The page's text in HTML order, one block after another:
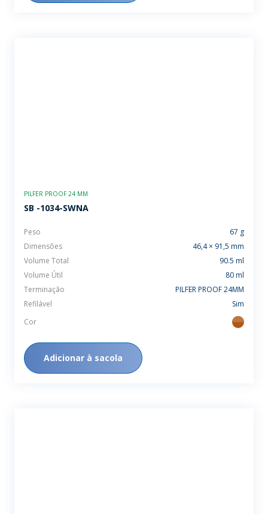
PILFER PROOF 24 MM
SB -1034-SWNA
Peso
67 g
Dimensões
46,4 × 91,5 mm
Volume Total
90.5 ml
Volume Útil
80 ml
Terminação
PILFER PROOF 24MM
Refilável
Sim
Cor
ambar
Adicionar à sacola